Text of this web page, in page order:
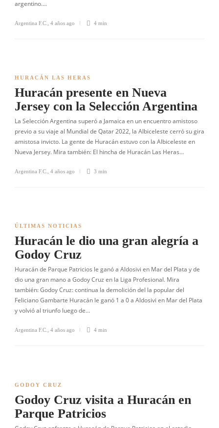
argentino….
Argentina F.C. 4 años ago 4 min
HURACÁN LAS HERAS
Huracán presente en Nueva
Jersey con la Selección Argentina
La Selección Argentina superó a Jamaica en un encuentro amistoso
previo a su viaje al Mundial de Qatar 2022, la Albiceleste cerró su gira
amistosa invicto. La gente de Huracán estuvo con la Albiceleste en
Nueva Jersey. Mira también: El hincha de Huracán Las Heras…
Argentina F.C. 4 años ago 3 min
ÚLTIMAS NOTICIAS
Huracán le dio una gran alegría a
Godoy Cruz
Huracán de Parque Patricios le ganó a Aldosivi en Mar del Plata y de
dio una gran mano a Godoy Cruz en la Liga Profesional. Mira
también: Godoy Cruz: continua la demolición del la popular del
Feliciano Gambarte Huracán le ganó 1 a 0 a Aldosivi en Mar del Plata
y volvió al triunfo luego de…
Argentina F.C. 4 años ago 4 min
GODOY CRUZ
Godoy Cruz visita a Huracán en
Parque Patricios